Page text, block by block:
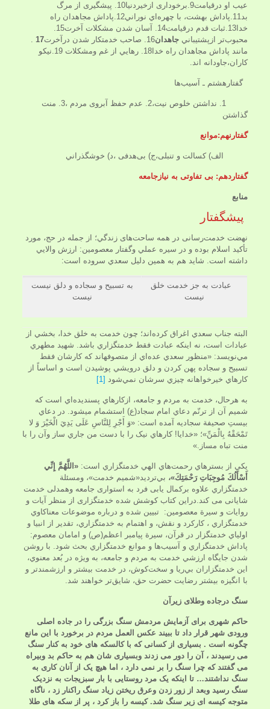
عیب او درقیامت9.برخوداری ازخیردنیا10. پیشگیری از مرگ
بد11.پاداش بهشت، با چهره‌اي نوراني12.پاداش مجاهدان راه
خدا13.ثبات قدم درقیامت14. آسان شدن مشكلات آخرت15.
محبوب‌تر ازپشتيباني جاهدان16. صاحب خدمتكار شدن درآخرت 17
.
مانند پاداش مجاهدان راه خدا18. رهايي از غم ومشكلات 19.نیکو
کاران،جاودانه اند.
گفتارهشتم ـ آسيب‌ها
1. نداشتن خلوص نيت،2. عدم حفظ آبروى مردم ،3. منت
گذاشتن
گفتارنهم:موانع
الف) كسالت و تنبلى،ج) بى‌هدفى ،د) خوشگذراني
گفتاردهم: بی تفاوتی به نیازجامعه
منابع
پيشگفتار
نهضت خدمت‌رسانى در همه ساحت‌هاى زندگي؛ از جمله در حج، مورد
تأكيد اسلام بوده و در سيره عملي وگفتار معصومين: ارزش والايي
داشته است. شايد هم به همين دليل سعدي سروده است:
عبادت به جز خدمت خلق
نيست
به تسبيح و سجاده و دلق نیست
نيست
البته جناب سعدي اغراق كرده‌اند؛ چون خدمت به خلق خدا، بخشي از
عبادات است، نه اينكه عبادت فقط خدمتگزاري باشد. شهيد مطهري
مي‌نويسد: «منظور سعدي عده‌اي از متصوفه­اند كه كارشان فقط
تسبيح و سجاده پهن كردن و دلق درويشي پوشيدن است و اساساً از
كارهاي خيرخواهانه چيزي سرشان نمي‌شود [1]
به هرحال، خدمت به مردم و جامعه، ازكارهاي پسنديده‌اي است كه
شميم آن از ترنّم دعاي امام سجاد(ع) استشمام مي­شود. در دعاي
بيستِ صحيفة سجاديه آمده است: «وَ أَجْرِ لِلنَّاسِ عَلَى يَدِيَ الْخَيْرَ وَ لا
تَمْحَقْهُ بِالْمَنِّ»؛ «خدايا! کارهاي نيک را با دست من جاري ساز وآن را با
منت تباه مساز.»
يکي از بسترهاي رحمت‌هاي الهي خدمتگزاري است: «اللَّهُمَّ إِنِّي
أَسْأَلُكَ مُوجِبَاتِ رَحْمَتِكَ»، بي‌ترديد«شميم خدمت»، ومسئلة
خدمتگزاري علاوه برکمال یابی فرد به استواری جامعه وهمدلی خدمت
شایانی می کند.دراین کتاب کوشش شده خدمتگزاری از منظر آيات و
روايات و سيرة معصومين: تبيين شده و درباره موضوعات معناكاوي
خدمتگزاري ، كاركرد و نقش، و اهتمام به خدمتگزاري، تقدير از انبيا و
اولياي خدمتگزار در قرآن، سيرة پيامبر اعظم(ص) و امامان معصوم:
پاداش خدمتگزاري و آسيب‌ها و موانع خدمتگزاري بحث شود. با روشن
شدن جايگاه ارزشي خدمت به مردم و جامعه، به ويژه در بُعد معنوي،
اين خدمتگزاران بي‌ريا و سخت‌کوش، در خدمت بيشتر و ارزشمندتر و
با انگيزه بيشتر رضايت حضرت حق، شايق‌تر خواهند شد.
سنگ درجاده وطلای زیرآن
حاکم شهری برای آزمایش مردمش سنگ بزرگی را در جاده اصلی
ورودی شهر قرار داد تا ببیند عکس العمل مردم در برخورد با این مانع
چگونه است . بسیاری از کسانی که با کالسکه های خود به کنار سنگ
می رسیدند ، آن را دور می زدند وبسیاری شان هم به حاکم بد وبیراه
می گفتند که چرا سنگ را بر نمی دارد ، اما هیچ یک از آنان کاری به
سنگ نداشتند… تا اینکه یک مرد روستایی با بار سبزیجات به نزدیک
سنگ رسید وبعد از زور زدن وعرق ریختن زیاد سنگ راکنار زد ، ناگاه
متوجه کیسه ای زیر سنگ شد. کیسه را باز کرد ، پر از سکه های طلا